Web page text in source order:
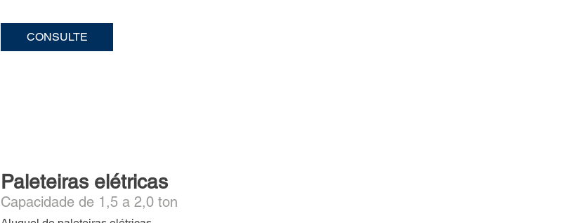
CONSULTE
Paleteiras elétricas
Capacidade de 1,5 a 2,0 ton